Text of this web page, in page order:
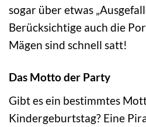
sogar über etwas
Berücksichtige auch die
Mägen sind schnell satt!
Das Motto der Party
Gibt es ein bestimmtes
Kindergeburtstag? Eine